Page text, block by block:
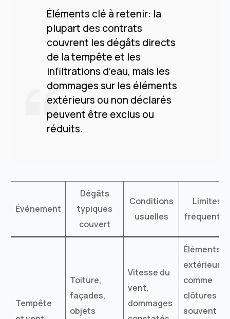
Éléments clé à retenir: la
plupart des contrats
couvrent les dégâts directs
de la tempête et les
infiltrations d’eau, mais les
dommages sur les éléments
extérieurs ou non déclarés
peuvent être exclus ou
réduits.
Événement
Dégâts
typiques
couvert
Conditions
usuelles
Limites
fréquentes
Tempête
Toiture,
façades,
objets
Vitesse du
vent,
dommages
Éléments
extérieurs
comme
clôtures
souvent